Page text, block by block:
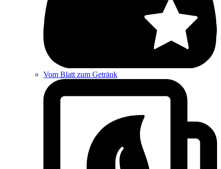
Vom Blatt zum Getränk